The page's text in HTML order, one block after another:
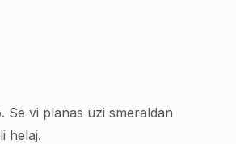
Se vi planas uzi smeraldan
helaj.